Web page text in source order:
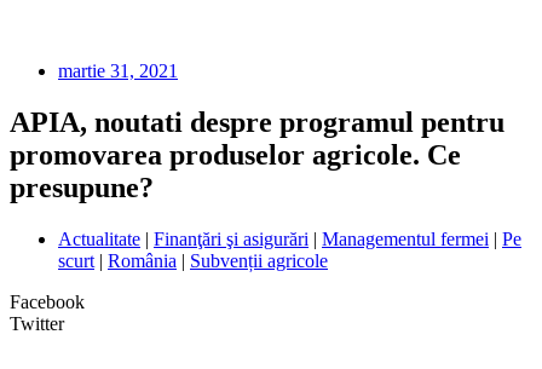
martie 31, 2021
APIA, noutati despre programul pentru
promovarea produselor agricole. Ce
presupune?
Actualitate | Finanţări şi asigurări | Managementul fermei | Pe
scurt | România | Subvenții agricole
Facebook
Twitter